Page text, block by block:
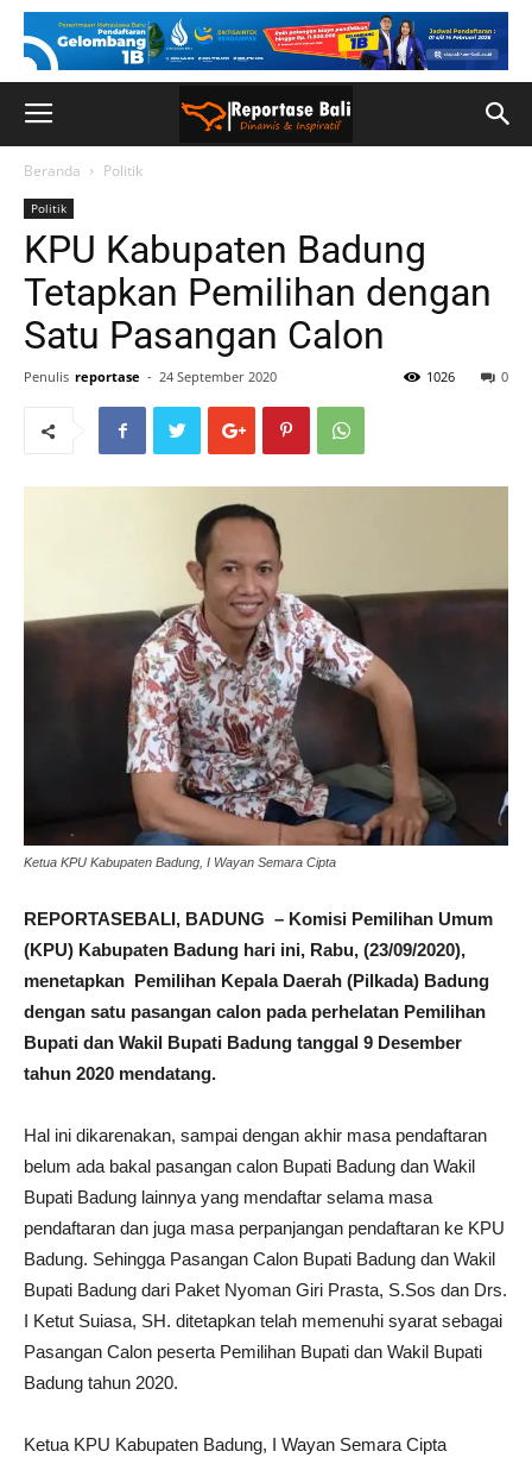
Beranda Politik
Politik
KPU Kabupaten Badung
Tetapkan Pemilihan dengan
Satu Pasangan Calon
Penulis reportase - 24 September 2020 0
1026
Ketua KPU Kabupaten Badung, I Wayan Semara Cipta
REPORTASEBALI, BADUNG – Komisi Pemilihan Umum
(KPU) Kabupaten Badung hari ini, Rabu, (23/09/2020),
menetapkan Pemilihan Kepala Daerah (Pilkada) Badung
dengan satu pasangan calon pada perhelatan Pemilihan
Bupati dan Wakil Bupati Badung tanggal 9 Desember
tahun 2020 mendatang.
Hal ini dikarenakan, sampai dengan akhir masa pendaftaran
belum ada bakal pasangan calon Bupati Badung dan Wakil
Bupati Badung lainnya yang mendaftar selama masa
pendaftaran dan juga masa perpanjangan pendaftaran ke KPU
Badung. Sehingga Pasangan Calon Bupati Badung dan Wakil
Bupati Badung dari Paket Nyoman Giri Prasta, S.Sos dan Drs.
I Ketut Suiasa, SH. ditetapkan telah memenuhi syarat sebagai
Pasangan Calon peserta Pemilihan Bupati dan Wakil Bupati
Badung tahun 2020.
Ketua KPU Kabupaten Badung, I Wayan Semara Cipta